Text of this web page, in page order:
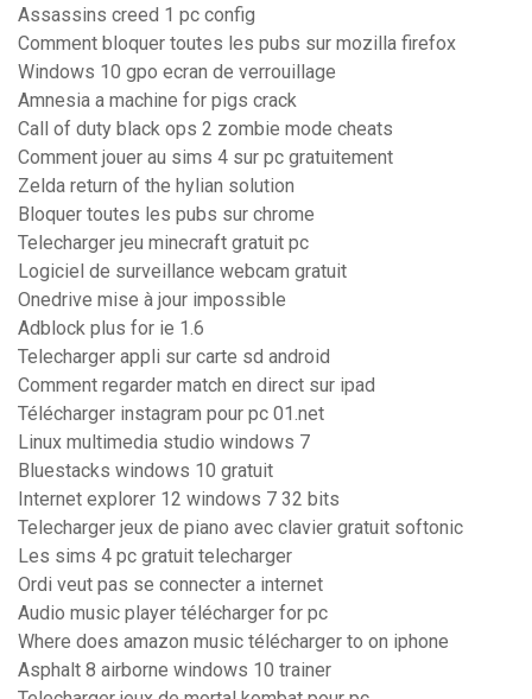
Assassins creed 1 pc config
Comment bloquer toutes les pubs sur mozilla firefox
Windows 10 gpo ecran de verrouillage
Amnesia a machine for pigs crack
Call of duty black ops 2 zombie mode cheats
Comment jouer au sims 4 sur pc gratuitement
Zelda return of the hylian solution
Bloquer toutes les pubs sur chrome
Telecharger jeu minecraft gratuit pc
Logiciel de surveillance webcam gratuit
Onedrive mise à jour impossible
Adblock plus for ie 1.6
Telecharger appli sur carte sd android
Comment regarder match en direct sur ipad
Télécharger instagram pour pc 01.net
Linux multimedia studio windows 7
Bluestacks windows 10 gratuit
Internet explorer 12 windows 7 32 bits
Telecharger jeux de piano avec clavier gratuit softonic
Les sims 4 pc gratuit telecharger
Ordi veut pas se connecter a internet
Audio music player télécharger for pc
Where does amazon music télécharger to on iphone
Asphalt 8 airborne windows 10 trainer